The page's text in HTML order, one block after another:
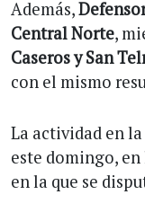
Además,
Central Norte,
Caseros y San
con el mismo
La actividad en
este domingo,
en la que se